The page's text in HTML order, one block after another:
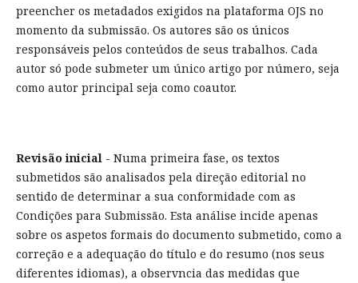
preencher os metadados exigidos na plataforma OJS no
momento da submissão. Os autores são os únicos
responsáveis pelos conteúdos de seus trabalhos. Cada
autor só pode submeter um único artigo por número, seja
como autor principal seja como coautor.
Revisão inicial - Numa primeira fase, os textos
submetidos são analisados pela direção editorial no
sentido de determinar a sua conformidade com as
Condições para Submissão. Esta análise incide apenas
sobre os aspetos formais do documento submetido, como a
correção e a adequação do título e do resumo (nos seus
diferentes idiomas), a observncia das medidas que